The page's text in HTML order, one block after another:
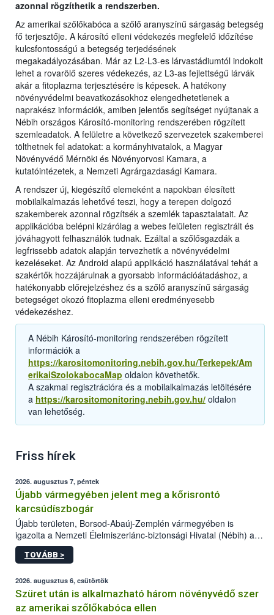
azonnal rögzíthetik a rendszerben.
Az amerikai szőlőkabóca a szőlő aranyszínű sárgaság betegség
fő terjesztője. A károsító elleni védekezés megfelelő időzítése
kulcsfontosságú a betegség terjedésének
megakadályozásában. Már az L2-L3-es lárvastádiumtól indokolt
lehet a rovarölő szeres védekezés, az L3-as fejlettségű lárvák
akár a fitoplazma terjesztésére is képesek. A hatékony
növényvédelmi beavatkozásokhoz elengedhetetlenek a
naprakész információk, amiben jelentős segítséget nyújtanak a
Nébih országos Károsító-monitoring rendszerében rögzített
szemleadatok. A felületre a következő szervezetek szakemberei
tölthetnek fel adatokat: a kormányhivatalok, a Magyar
Növényvédő Mérnöki és Növényorvosi Kamara, a
kutatóintézetek, a Nemzeti Agrárgazdasági Kamara.
A rendszer új, kiegészítő elemeként a napokban élesített
mobilalkalmazás lehetővé teszi, hogy a terepen dolgozó
szakemberek azonnal rögzítsék a szemlék tapasztalatait. Az
applikációba belépni kizárólag a webes felületen regisztrált és
jóváhagyott felhasználók tudnak. Ezáltal a szőlősgazdák a
legfrissebb adatok alapján tervezhetik a növényvédelmi
kezeléseket. Az Android alapú applikáció használatával tehát a
szakértők hozzájárulnak a gyorsabb információátadáshoz, a
hatékonyabb előrejelzéshez és a szőlő aranyszínű sárgaság
betegséget okozó fitoplazma elleni eredményesebb
védekezéshez.
A Nébih Károsító-monitoring rendszerében rögzített
információk a
https://karositomonitoring.nebih.gov.hu/Terkepek/Am
erikaiSzolokabocaMap oldalon követhetők.
A szakmai regisztrációra és a mobilalkalmazás letöltésére
a https://karositomonitoring.nebih.gov.hu/ oldalon
van lehetőség.
Friss hírek
2026. augusztus 7, péntek
Újabb vármegyében jelent meg a kőrisrontó
karcsúdíszbogár
Újabb területen, Borsod-Abaúj-Zemplén vármegyében is
igazolta a Nemzeti Élelmiszerlánc-biztonsági Hivatal (Nébih) a
kőrisrontó karcsúdíszbogár (Agrilus planipennis) jelenlétét. A
kártevőt nem csak színcsapdában találták meg, de már fertőzött
az intenzív felderítést, emellett az intézkedéseket a szlovák
hatósággal is összehangolják a terjedés megállítása érdekében.
TOVÁBB >
2026. augusztus 6, csütörtök
Szüret után is alkalmazható három növényvédő szer
az amerikai szőlőkabóca ellen